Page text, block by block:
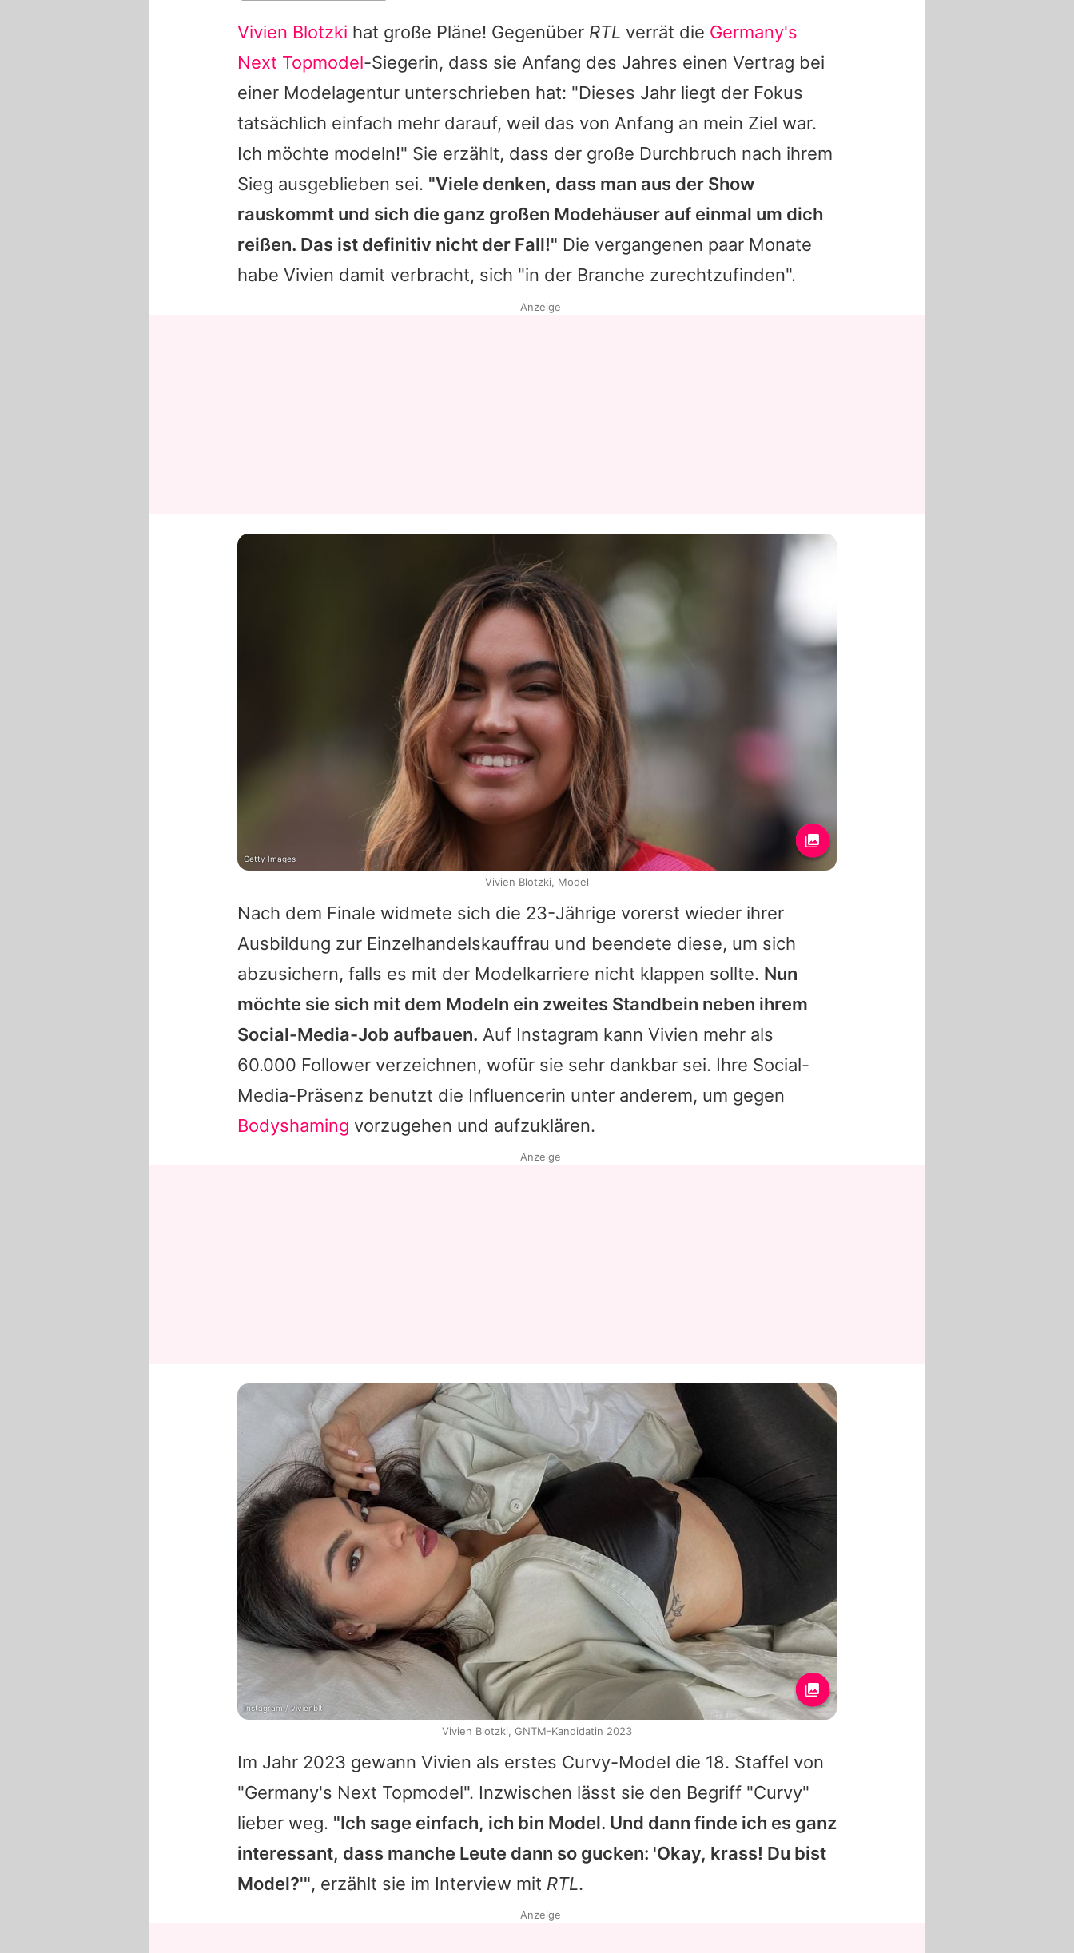
Vivien Blotzki hat große Pläne! Gegenüber RTL verrät die Germany's
Next Topmodel-Siegerin, dass sie Anfang des Jahres einen Vertrag bei
einer Modelagentur unterschrieben hat: "Dieses Jahr liegt der Fokus
tatsächlich einfach mehr darauf, weil das von Anfang an mein Ziel war.
Ich möchte modeln!" Sie erzählt, dass der große Durchbruch nach ihrem
Sieg ausgeblieben sei. "Viele denken, dass man aus der Show
rauskommt und sich die ganz großen Modehäuser auf einmal um dich
reißen. Das ist definitiv nicht der Fall!" Die vergangenen paar Monate
habe Vivien damit verbracht, sich "in der Branche zurechtzufinden".
Nach dem Finale widmete sich die 23-Jährige vorerst wieder ihrer
Ausbildung zur Einzelhandelskauffrau und beendete diese, um sich
abzusichern, falls es mit der Modelkarriere nicht klappen sollte. Nun
möchte sie sich mit dem Modeln ein zweites Standbein neben ihrem
Social-Media-Job aufbauen. Auf Instagram kann Vivien mehr als
60.000 Follower verzeichnen, wofür sie sehr dankbar sei. Ihre Social-
Media-Präsenz benutzt die Influencerin unter anderem, um gegen
Bodyshaming vorzugehen und aufzuklären.
Im Jahr 2023 gewann Vivien als erstes Curvy-Model die 18. Staffel von
"Germany's Next Topmodel". Inzwischen lässt sie den Begriff "Curvy"
lieber weg. "Ich sage einfach, ich bin Model. Und dann finde ich es ganz
interessant, dass manche Leute dann so gucken: 'Okay, krass! Du bist
Model?'", erzählt sie im Interview mit RTL.
Anzeige
Getty Images
Vivien Blotzki, Model
Anzeige
Instagram / vivienblt
Vivien Blotzki, GNTM-Kandidatin 2023
Anzeige